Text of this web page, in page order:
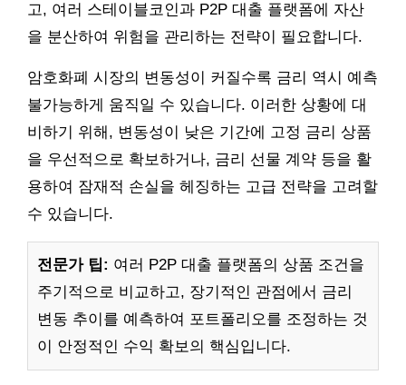
고, 여러 스테이블코인과 P2P 대출 플랫폼에 자산
을 분산하여 위험을 관리하는 전략이 필요합니다.
암호화폐 시장의 변동성이 커질수록 금리 역시 예측
불가능하게 움직일 수 있습니다. 이러한 상황에 대
비하기 위해, 변동성이 낮은 기간에 고정 금리 상품
을 우선적으로 확보하거나, 금리 선물 계약 등을 활
용하여 잠재적 손실을 헤징하는 고급 전략을 고려할
수 있습니다.
전문가 팁: 여러 P2P 대출 플랫폼의 상품 조건을
주기적으로 비교하고, 장기적인 관점에서 금리
변동 추이를 예측하여 포트폴리오를 조정하는 것
이 안정적인 수익 확보의 핵심입니다.